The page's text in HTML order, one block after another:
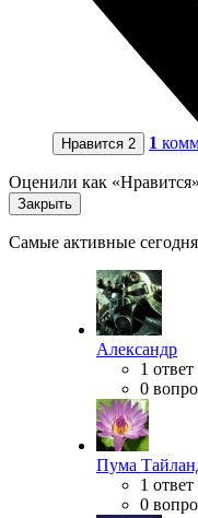
Нравится 2 1
Оценили как «Нравится»
Закрыть
Самые активные сегодня
Александр
1 ответ
0
Пума
1 ответ
0